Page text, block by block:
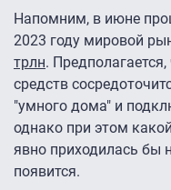
Напомним, в июне
2023 году мировой
трлн.
средств
"умного дома" и
однако при этом
явно приходилась бы
появится.